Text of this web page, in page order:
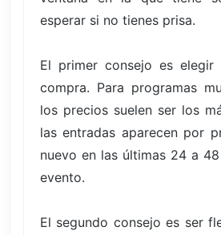
esperar si no tienes prisa.
El primer consejo es
compra. Para programas
los precios suelen ser los
las entradas aparecen por
nuevo en las últimas 24 a
evento.
El segundo consejo es ser